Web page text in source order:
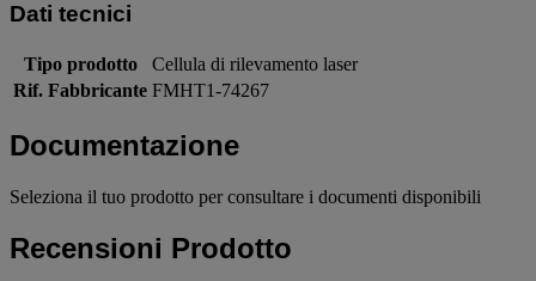
Dati tecnici
Tipo prodotto
Cellula di rilevamento laser
Rif. Fabbricante FMHT1-74267
Documentazione
Seleziona il tuo prodotto per consultare i documenti disponibili
Recensioni Prodotto